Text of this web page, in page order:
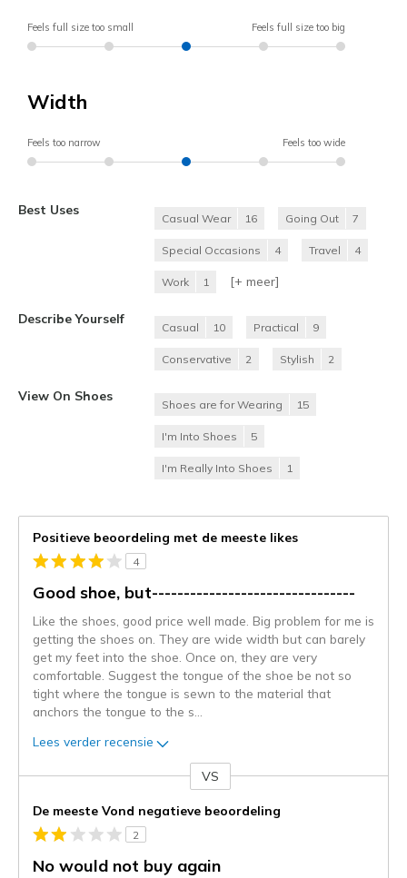
Feels full size too small Feels full size too big
Width
Feels too narrow Feels too wide
Best Uses
Casual Wear 16 Going Out 7
Special Occasions 4 Travel 4
Work 1 [+ meer]
Describe Yourself
Casual 10 Practical 9
Conservative 2 Stylish 2
View On Shoes
Shoes are for Wearing 15
I'm Into Shoes 5
I'm Really Into Shoes 1
Positieve beoordeling met de meeste likes
4
Good shoe, but--------------------------------
Like the shoes, good price well made. Big problem for me is
getting the shoes on. They are wide width but can barely
get my feet into the shoe. Once on, they are very
comfortable. Suggest the tongue of the shoe be not so
tight where the tongue is sewn to the material that
anchors the tongue to the s
Lees verder recensie
content
wordt
momenteel
gemigreerd
VS
De meeste Vond negatieve beoordeling
2
No would not buy again